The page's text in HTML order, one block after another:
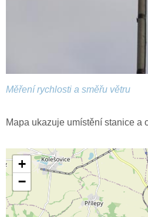
Měření rychlosti a směřu větru
Mapa ukazuje umístění stanice a
+
−